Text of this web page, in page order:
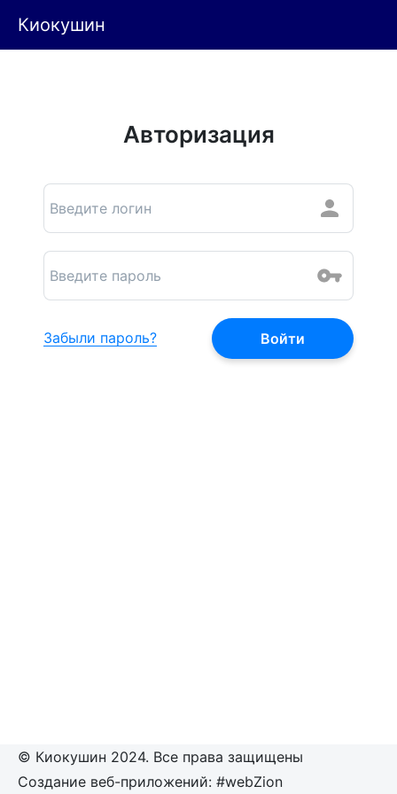
Киокушин
Авторизация
Забыли пароль?
© Киокушин 2024. Все права защищены
Создание веб-приложений: #webZion